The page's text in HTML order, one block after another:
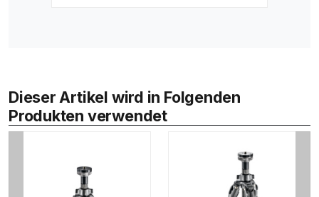
Dieser Artikel wird in Folgenden
Produkten verwendet